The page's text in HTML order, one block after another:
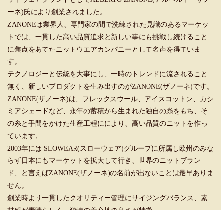
ーネ)氏により創業されました。
ZANONEは業界人、専門家の間で洗練された見識のあるマーケッ
トでは、一貫した高い品質追求と新しい事にも挑戦し続けること
に焦点をあてたニットウエアカンパニーとして名声を得ていま
す。
テクノロジーと伝統を大事にし、一時のトレンドに流されること
無く、新しいプロダクトを生み出すのがZANONE(ザノーネ)です。
ZANONE(ザノーネ)は、フレックスウール、アイスコットン、カシ
ミアシェードなど、永年の蓄積から生まれた独自の糸をもち、そ
の糸と手間をかけた生産工程ににより、高い品質のニットを作っ
ています。
2003年には SLOWEAR(スローウェア)グループに所属し欧州のみな
らず日本にもマーケットを拡大して行き、世界のニットブラン
ド、と言えばZANONE(ザノーネ)の名前が出ないことは最早ありま
せん。
創業時より一貫したクオリティー管理にサイジングバランス、素